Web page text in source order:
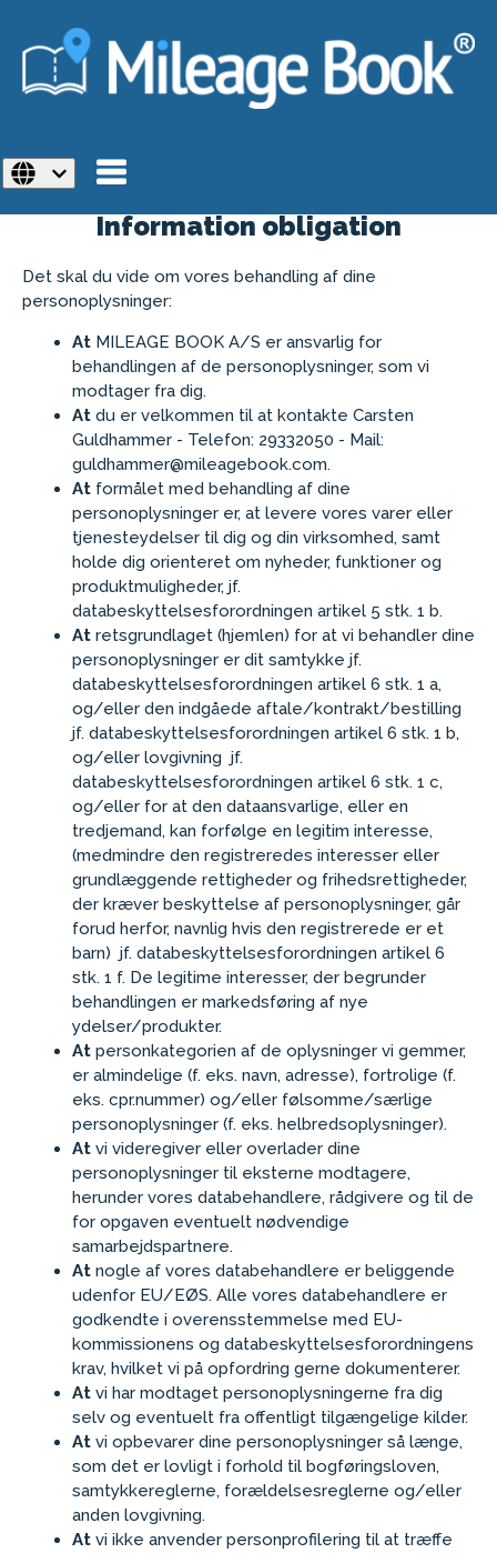
Solutions
Support
Free account
Login
Information obligation
Det skal du vide om vores behandling af dine
personoplysninger:
At MILEAGE BOOK A/S er ansvarlig for
behandlingen af de personoplysninger, som vi
modtager fra dig.
At du er velkommen til at kontakte Carsten
Guldhammer - Telefon: 29332050 - Mail:
guldhammer@mileagebook.com.
At formålet med behandling af dine
personoplysninger er, at levere vores varer eller
tjenesteydelser til dig og din virksomhed, samt
holde dig orienteret om nyheder, funktioner og
produktmuligheder, jf.
databeskyttelsesforordningen artikel 5 stk. 1 b.
At retsgrundlaget (hjemlen) for at vi behandler dine
personoplysninger er dit samtykke jf.
databeskyttelsesforordningen artikel 6 stk. 1 a,
og/eller den indgåede aftale/kontrakt/bestilling
jf. databeskyttelsesforordningen artikel 6 stk. 1 b,
og/eller lovgivning jf.
databeskyttelsesforordningen artikel 6 stk. 1 c,
og/eller for at den dataansvarlige, eller en
tredjemand, kan forfølge en legitim interesse,
(medmindre den registreredes interesser eller
grundlæggende rettigheder og frihedsrettigheder,
der kræver beskyttelse af personoplysninger, går
forud herfor, navnlig hvis den registrerede er et
barn) jf. databeskyttelsesforordningen artikel 6
stk. 1 f. De legitime interesser, der begrunder
behandlingen er markedsføring af nye
ydelser/produkter.
At personkategorien af de oplysninger vi gemmer,
er almindelige (f. eks. navn, adresse), fortrolige (f.
eks. cpr.nummer) og/eller følsomme/særlige
personoplysninger (f. eks. helbredsoplysninger).
At vi videregiver eller overlader dine
personoplysninger til eksterne modtagere,
herunder vores databehandlere, rådgivere og til de
for opgaven eventuelt nødvendige
samarbejdspartnere.
At nogle af vores databehandlere er beliggende
udenfor EU/EØS. Alle vores databehandlere er
godkendte i overensstemmelse med EU-
kommissionens og databeskyttelsesforordningens
krav, hvilket vi på opfordring gerne dokumenterer.
At vi har modtaget personoplysningerne fra dig
selv og eventuelt fra offentligt tilgængelige kilder.
At vi opbevarer dine personoplysninger så længe,
som det er lovligt i forhold til bogføringsloven,
samtykkereglerne, forældelsesreglerne og/eller
anden lovgivning.
At vi ikke anvender personprofilering til at træffe